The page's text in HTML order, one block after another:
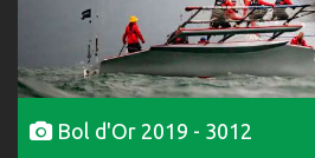
Bol d'Or 2019 - 3012